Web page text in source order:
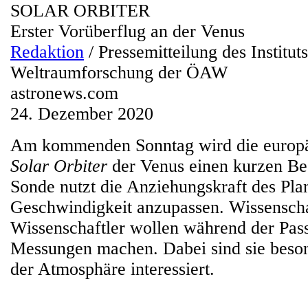
SOLAR ORBITER
Erster Vorüberflug an der Venus
Redaktion / Pressemitteilung des
Weltraumforschung der ÖAW
astronews.com
24. Dezember 2020
Am kommenden Sonntag wird die
Solar Orbiter der Venus einen kurzen
Sonde nutzt die Anziehungskraft des
Geschwindigkeit anzupassen.
Wissenschaftler wollen während der
Messungen machen. Dabei sind sie
der Atmosphäre interessiert.